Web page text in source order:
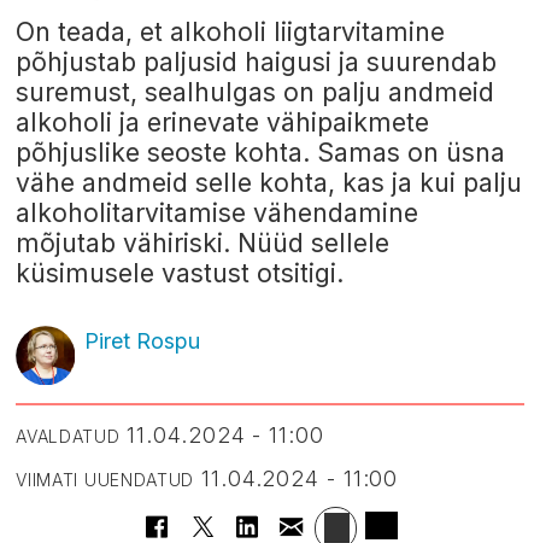
On teada, et alkoholi liigtarvitamine
põhjustab paljusid haigusi ja suurendab
suremust, sealhulgas on palju andmeid
alkoholi ja erinevate vähipaikmete
põhjuslike seoste kohta. Samas on üsna
vähe andmeid selle kohta, kas ja kui palju
alkoholitarvitamise vähendamine
mõjutab vähiriski. Nüüd sellele
küsimusele vastust otsitigi.
Piret Rospu
AVALDATUD 11.04.2024 - 11:00
VIIMATI UUENDATUD 11.04.2024 - 11:00